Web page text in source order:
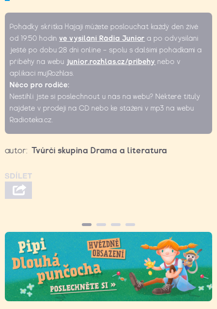
Pohádky skřítka Hajaji můžete poslouchat každý den živě
od 19:50 hodinve vysílání Rádia Junior a po odvysílání
ještě po dobu 28 dní online – spolu s dalšími pohádkami a
příběhy na webu junior.rozhlas.cz/pribehy nebo v
aplikaci mujRozhlas.
Něco pro rodiče:
Nestihli jste si poslechnout u nás na webu? Některé tituly
najdete v prodeji na CD nebo ke stažení v mp3 na webu
Radioteka.cz.
autor: Tvůrčí skupina Drama a literatura